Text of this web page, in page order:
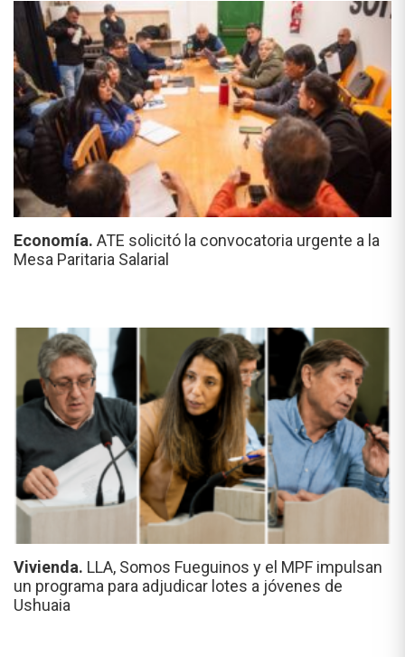
Economía. ATE solicitó la convocatoria urgente a la
Mesa Paritaria Salarial
Vivienda. LLA, Somos Fueguinos y el MPF impulsan
un programa para adjudicar lotes a jóvenes de
Ushuaia